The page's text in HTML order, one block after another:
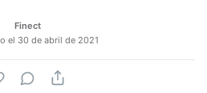
Finect
el 30 de abril de 2021